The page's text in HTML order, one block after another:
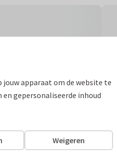
jouw apparaat om de website te
gepersonaliseerde inhoud
Weigeren